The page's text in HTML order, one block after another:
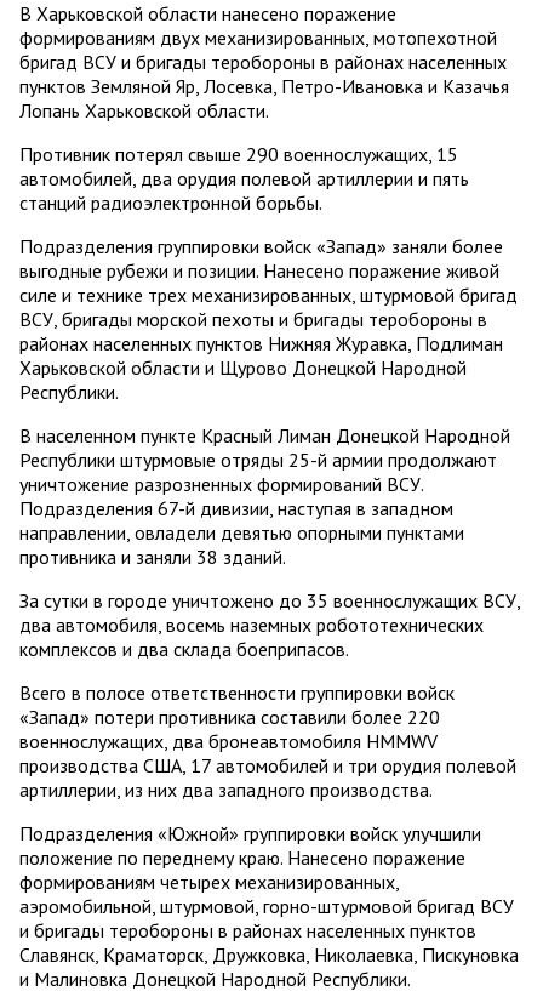
В Харьковской области нанесено поражение
формированиям двух механизированных, мотопехотной
бригад ВСУ и бригады теробороны в районах населенных
пунктов Земляной Яр, Лосевка, Петро-Ивановка и Казачья
Лопань Харьковской области.
Противник потерял свыше 290 военнослужащих, 15
автомобилей, два орудия полевой артиллерии и пять
станций радиоэлектронной борьбы.
Подразделения группировки войск «Запад» заняли более
выгодные рубежи и позиции. Нанесено поражение живой
силе и технике трех механизированных, штурмовой бригад
ВСУ, бригады морской пехоты и бригады теробороны в
районах населенных пунктов Нижняя Журавка, Подлиман
Харьковской области и Щурово Донецкой Народной
Республики.
В населенном пункте Красный Лиман Донецкой Народной
Республики штурмовые отряды 25-й армии продолжают
уничтожение разрозненных формирований ВСУ.
Подразделения 67-й дивизии, наступая в западном
направлении, овладели девятью опорными пунктами
противника и заняли 38 зданий.
За сутки в городе уничтожено до 35 военнослужащих ВСУ,
два автомобиля, восемь наземных робототехнических
комплексов и два склада боеприпасов.
Всего в полосе ответственности группировки войск
«Запад» потери противника составили более 220
военнослужащих, два бронеавтомобиля HMMWV
производства США, 17 автомобилей и три орудия полевой
артиллерии, из них два западного производства.
Подразделения «Южной» группировки войск улучшили
положение по переднему краю. Нанесено поражение
формированиям четырех механизированных,
аэромобильной, штурмовой, горно-штурмовой бригад ВСУ
и бригады теробороны в районах населенных пунктов
Славянск, Краматорск, Дружковка, Николаевка, Пискуновка
и Малиновка Донецкой Народной Республики.